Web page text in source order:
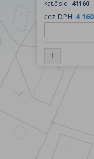
Kat.číslo 41160
bez DPH: 4 160
1